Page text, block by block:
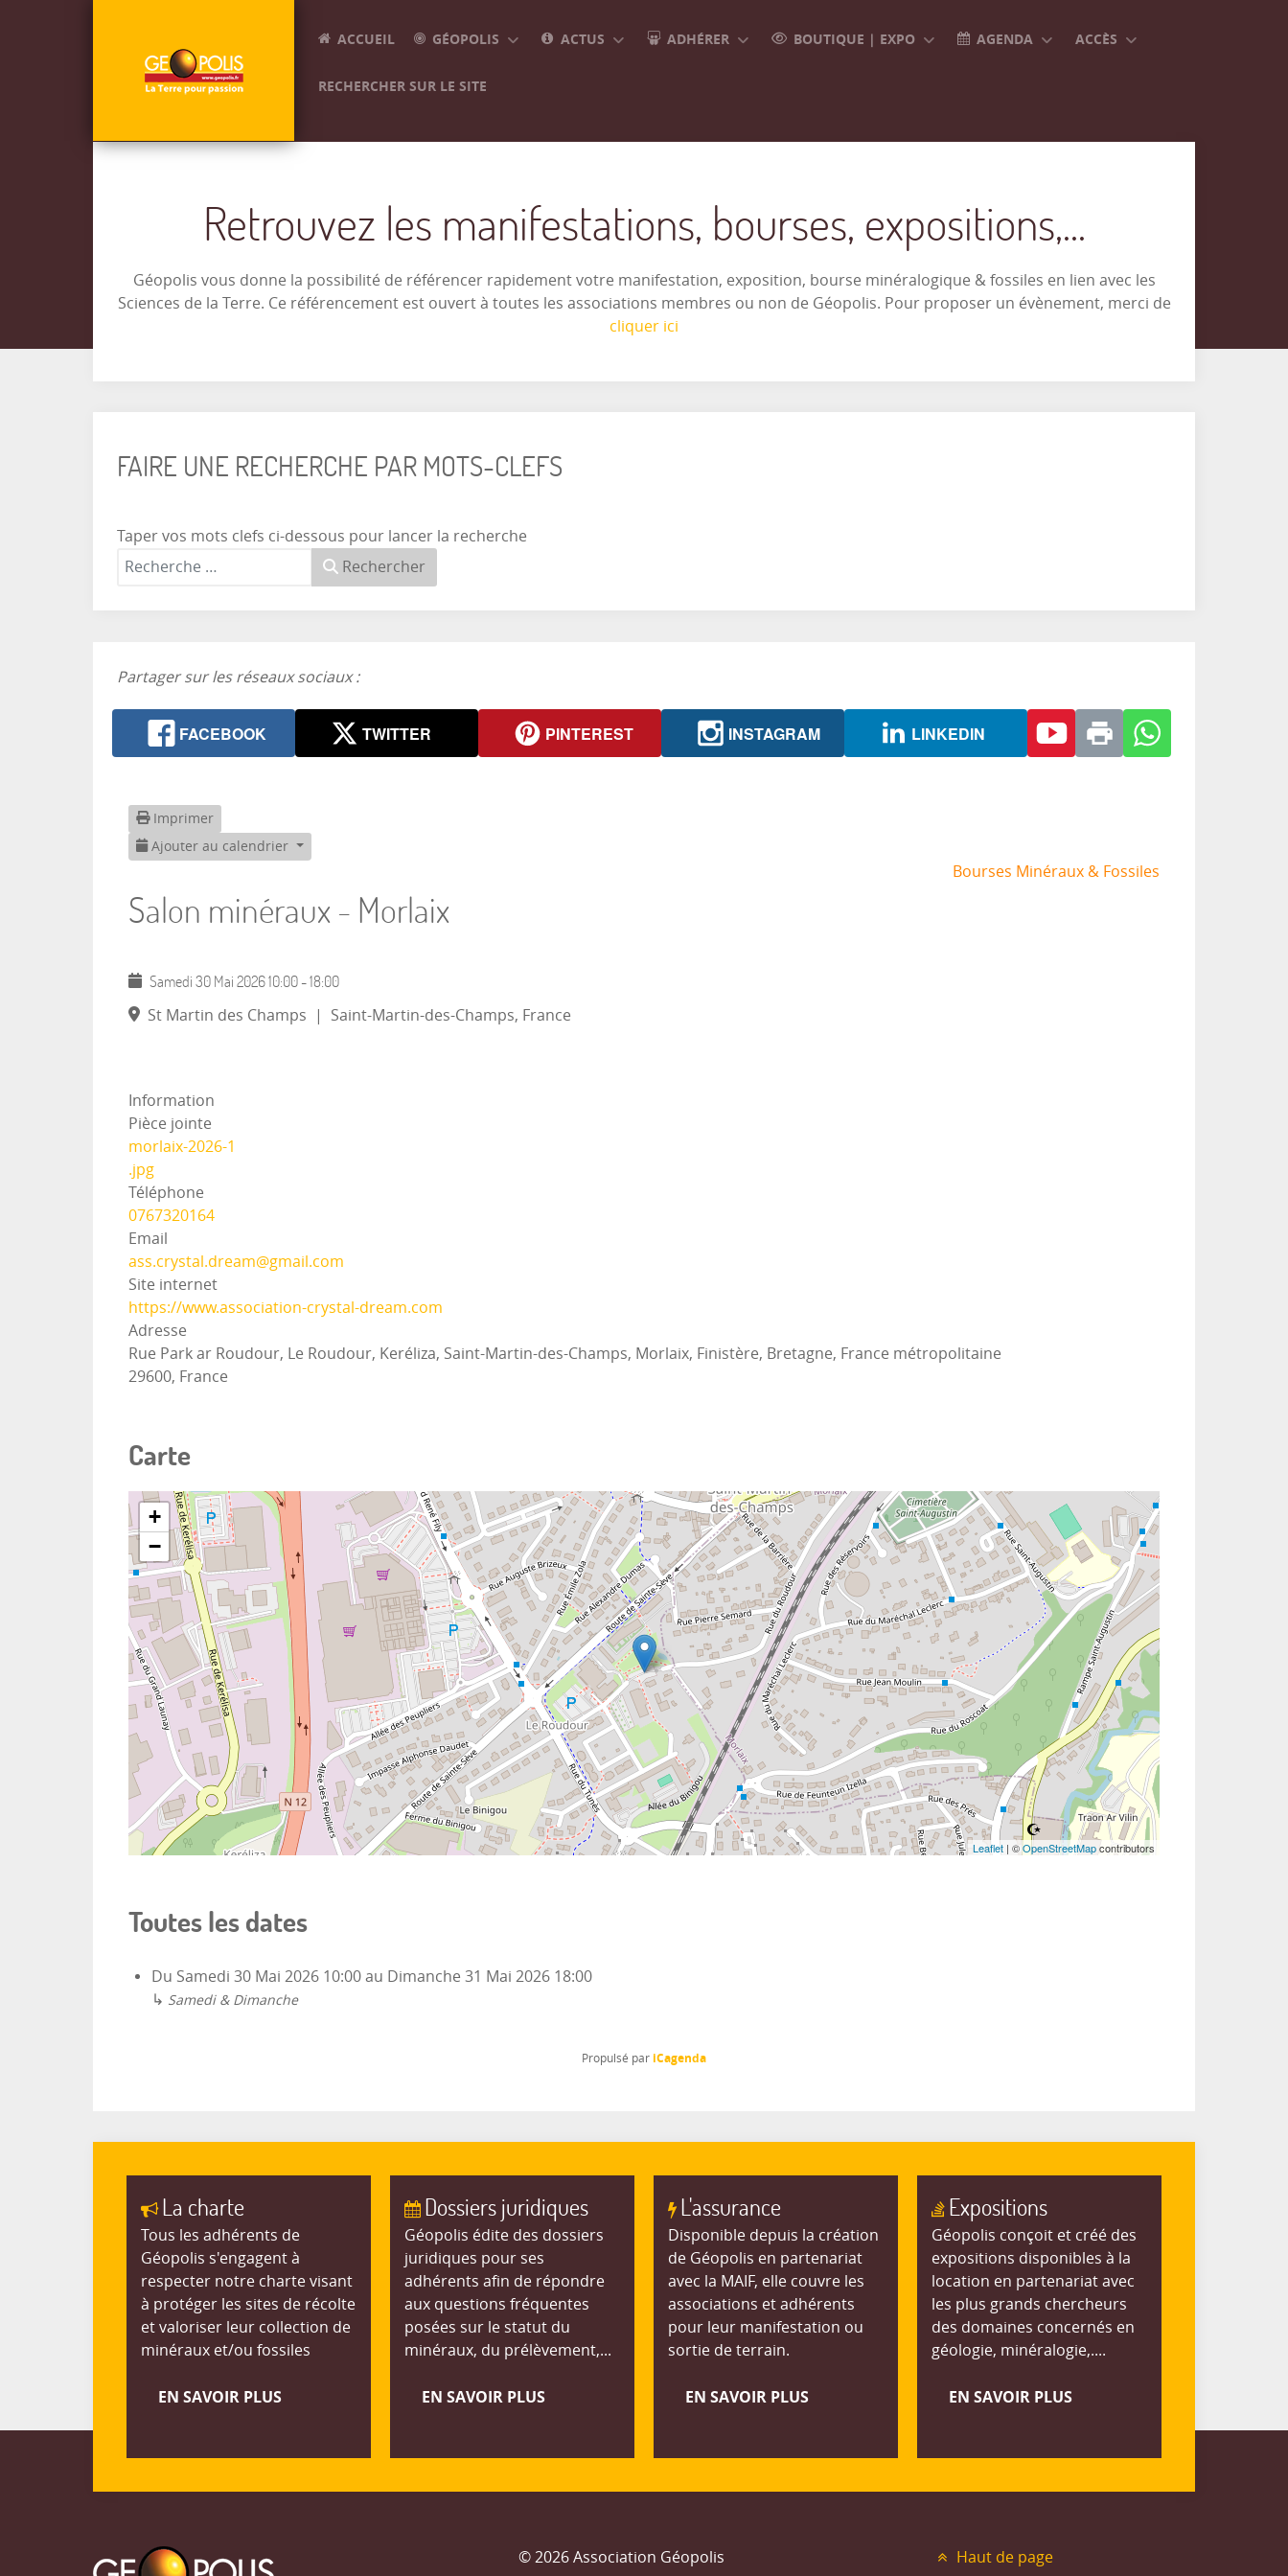
ACCUEIL GÉOPOLIS ACTUS ADHÉRER BOUTIQUE | EXPO AGENDA ACCÈS
RECHERCHER SUR LE SITE
Retrouvez les manifestations, bourses, expositions,...
Géopolis vous donne la possibilité de référencer rapidement votre manifestation, exposition, bourse minéralogique & fossiles en lien avec les
Sciences de la Terre. Ce référencement est ouvert à toutes les associations membres ou non de Géopolis. Pour proposer un évènement, merci de
cliquer ici
FAIRE UNE RECHERCHE PAR MOTS-CLEFS
Taper vos mots clefs ci-dessous pour lancer la recherche
Rechercher
Partager sur les réseaux sociaux :
FACEBOOK TWITTER PINTEREST INSTAGRAM LINKEDIN
Imprimer
Ajouter au calendrier
Salon minéraux - Morlaix
Bourses Minéraux & Fossiles
Samedi 30 Mai 202610:00 -18:00
St Martin des Champs | Saint-Martin-des-Champs, France
Information
Pièce jointe
morlaix-2026-1
.jpg
Téléphone
0767320164
Email
ass.crystal.dream@gmail.com
Site internet
https://www.association-crystal-dream.com
Adresse
Rue Park ar Roudour, Le Roudour, Keréliza, Saint-Martin-des-Champs, Morlaix, Finistère, Bretagne, France métropolitaine
29600, France
Carte
+
−
Leaflet | ©OpenStreetMapcontributors
Toutes les dates
Du Samedi 30 Mai 2026 10:00 au Dimanche 31 Mai 2026 18:00
↳ Samedi & Dimanche
Propulsé par iCagenda
La charte
Tous les adhérents de
Géopolis s'engagent à
respecter notre charte visant
à protéger les sites de récolte
et valoriser leur collection de
minéraux et/ou fossiles
EN SAVOIR PLUS
Dossiers juridiques
Géopolis édite des dossiers
juridiques pour ses
adhérents afin de répondre
aux questions fréquentes
posées sur le statut du
minéraux, du prélèvement,...
EN SAVOIR PLUS
L'assurance
Disponible depuis la création
de Géopolis en partenariat
avec la MAIF, elle couvre les
associations et adhérents
pour leur manifestation ou
sortie de terrain.
EN SAVOIR PLUS
Expositions
Géopolis conçoit et créé des
expositions disponibles à la
location en partenariat avec
les plus grands chercheurs
des domaines concernés en
géologie, minéralogie,....
EN SAVOIR PLUS
© 2026 Association Géopolis Haut de page